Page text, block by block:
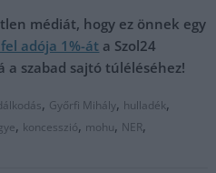
médiát, hogy ez önnek egy
adója 1%-át a Szol24
szabad sajtó túléléséhez!
, Győrfi Mihály, hulladék,
, koncesszió, mohu, NER,